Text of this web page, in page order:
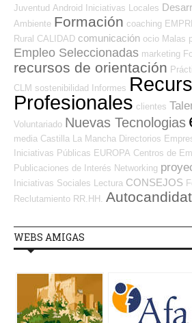
Juventud Android Iniciativas Locales
Ambiente Formación coaching
Rural CALIDAD comunicación ocio Malas
Empleo Seleccionadas marketing
recursos de orientación
CLM sostenibilidad Informes
Profesionales clientes
Voluntariado Nuevas Tecnologias
media Castilla La Mancha Directorios
Iniciativas Públicas EUROPA Centros de
Publicaciones de Interés Networking
Iniciativas Sociales
Lectura CONSEJOS
Reclutamiento RR.HH.
WEBS AMIGAS